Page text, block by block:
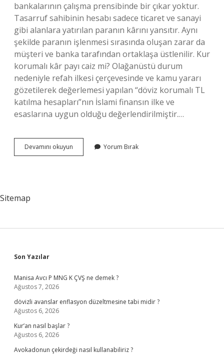
bankalarının çalışma prensibinde bir çıkar yoktur.
Tasarruf sahibinin hesabı sadece ticaret ve sanayi
gibi alanlara yatırılan paranın kârını yansıtır. Aynı
şekilde paranın işlenmesi sırasında oluşan zarar da
müşteri ve banka tarafından ortaklaşa üstlenilir. Kur
korumalı kâr payı caiz mi? Olağanüstü durum
nedeniyle refah ilkesi çerçevesinde ve kamu yararı
gözetilerek değerlemesi yapılan “döviz korumalı TL
katılma hesapları”nın İslami finansın ilke ve
esaslarına uygun olduğu değerlendirilmiştir.…
Devamını okuyun
Payı
Yorum Bırak
Sitemap
Sidebar
Son Yazılar
Manisa Avcı P MNG K ÇVŞ ne demek ?
Ağustos 7, 2026
dövizli avanslar enflasyon düzeltmesine tabi midir ?
Ağustos 6, 2026
Kur’an nasıl başlar ?
Ağustos 6, 2026
Avokadonun çekirdeği nasıl kullanabiliriz ?